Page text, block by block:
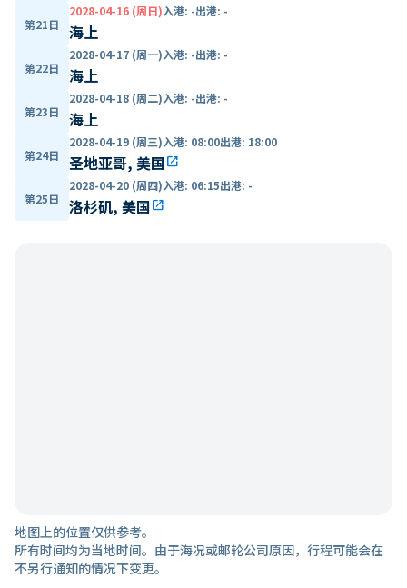
第21日
2028-04-16 (周日)入港: -出港: -
海上
第22日
2028-04-17 (周一)入港: -出港: -
海上
第23日
2028-04-18 (周二)入港: -出港: -
海上
第24日
2028-04-19 (周三)入港: 08:00出港: 18:00
圣地亚哥, 美国open_in_new
第25日
2028-04-20 (周四)入港: 06:15出港: -
洛杉矶, 美国open_in_new
地图上的位置仅供参考。
所有时间均为当地时间。由于海况或邮轮公司原因，行程可能会在
不另行通知的情况下变更。